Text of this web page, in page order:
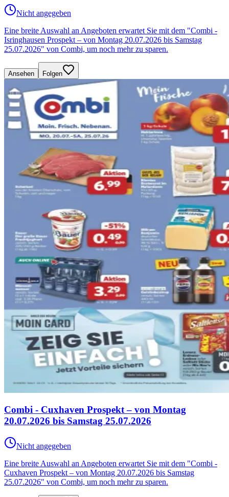
Nicht angegeben
Eine breite Auswahl an Angeboten erwartet Sie mit dem "Combi -
Isringhausen Prospekt – von Montag 20.07.2026 bis Samstag
25.07.2026" von Combi, um noch mehr zu sparen.
Ansehen Folgen
Combi - Cuxhaven Prospekt – von Montag
20.07.2026 bis Samstag 25.07.2026
Nicht angegeben
Eine breite Auswahl an Angeboten erwartet Sie mit dem "Combi -
Cuxhaven Prospekt – von Montag 20.07.2026 bis Samstag
25.07.2026" von Combi, um noch mehr zu sparen.